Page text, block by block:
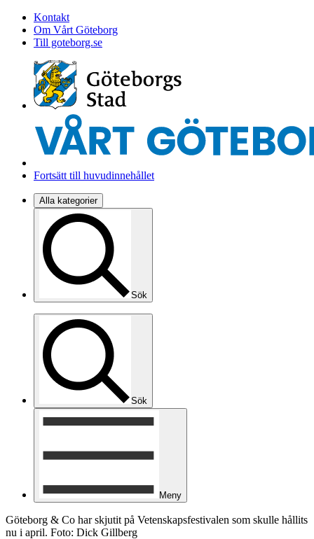
Kontakt
Om Vårt Göteborg
Till goteborg.se
Fortsätt till huvudinnehållet
Alla kategorier
Sök
Sök
Meny
Göteborg & Co har skjutit på Vetenskapsfestivalen som skulle hållits
nu i april. Foto: Dick Gillberg